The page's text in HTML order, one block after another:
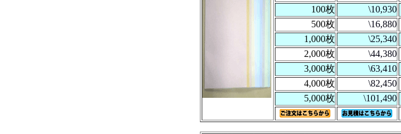
100枚 \10,930
500枚 \16,880
1,000枚 \25,340
2,000枚 \44,380
3,000枚 \63,410
4,000枚 \82,450
5,000枚 \101,490